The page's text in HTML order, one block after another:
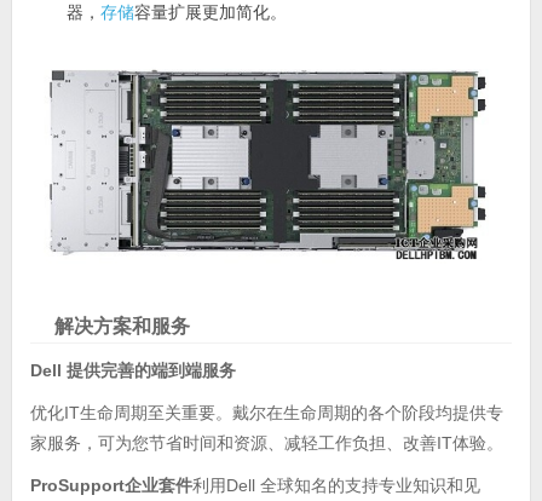
器， 存储容量扩展更加简化。
解决方案和服务
Dell 提供完善的端到端服务
优化IT生命周期至关重要。戴尔在生命周期的各个阶段均提供专
家服务，可为您节省时间和资源、减轻工作负担、改善IT体验。
ProSupport企业套件利用Dell 全球知名的支持专业知识和见